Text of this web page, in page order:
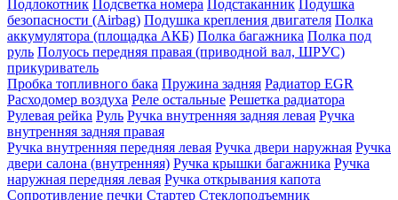
Подлокотник Подсветка номера Подстаканник Подушка
безопасности (Airbag) Подушка крепления двигателя Полка
аккумулятора (площадка АКБ) Полка багажника Полка под
руль Полуось передняя правая (приводной вал, ШРУС)
прикуриватель
Пробка топливного бака Пружина задняя Радиатор EGR
Расходомер воздуха Реле остальные Решетка радиатора
Рулевая рейка Руль Ручка внутренняя задняя левая Ручка
внутренняя задняя правая
Ручка внутренняя передняя левая Ручка двери нaружная Ручка
двери салона (внутренняя) Ручка крышки багажника Ручка
наружная передняя левая Ручка открывания капота
Сопротивление печки Стартер Стеклоподъемник